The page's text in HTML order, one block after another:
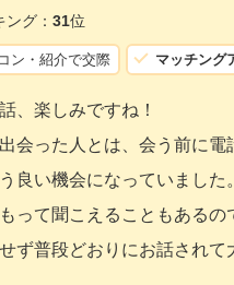
グ： 31位
ン・紹介で交際 マッチング
、楽しみですね！
会った人とは、会う前に電
良い機会になっていました。
って聞こえることもある
ず普段どおりにお話されて